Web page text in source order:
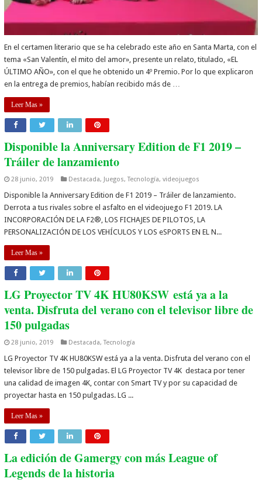
En el certamen literario que se ha celebrado este año en Santa Marta, con el
tema «San Valentín, el mito del amor», presente un relato, titulado, «EL
ÚLTIMO AÑO», con el que he obtenido un 4º Premio. Por lo que explicaron
en la entrega de premios, habían recibido más de …
Leer Mas »
Disponible la Anniversary Edition de F1 2019 –
Tráiler de lanzamiento
28 junio, 2019 Destacada, Juegos,Tecnología,videojuegos
Disponible la Anniversary Edition de F1 2019 – Tráiler de lanzamiento.
Derrota a tus rivales sobre el asfalto en el videojuego F1 2019. LA
INCORPORACIÓN DE LA F2®, LOS FICHAJES DE PILOTOS, LA
PERSONALIZACIÓN DE LOS VEHÍCULOS Y LOS eSPORTS EN EL N...
Leer Mas »
LG Proyector TV 4K HU80KSW está ya a la
venta. Disfruta del verano con el televisor libre de
150 pulgadas
28 junio, 2019 Destacada,Tecnología
LG Proyector TV 4K HU80KSW está ya a la venta. Disfruta del verano con el
televisor libre de 150 pulgadas. El LG Proyector TV 4K destaca por tener
una calidad de imagen 4K, contar con Smart TV y por su capacidad de
proyectar hasta en 150 pulgadas. LG ...
Leer Mas »
La edición de Gamergy con más League of
Legends de la historia